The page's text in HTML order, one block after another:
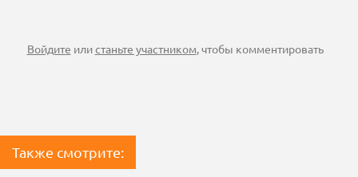
Войдите илистаньте участником, чтобы комментировать
Также смотрите: